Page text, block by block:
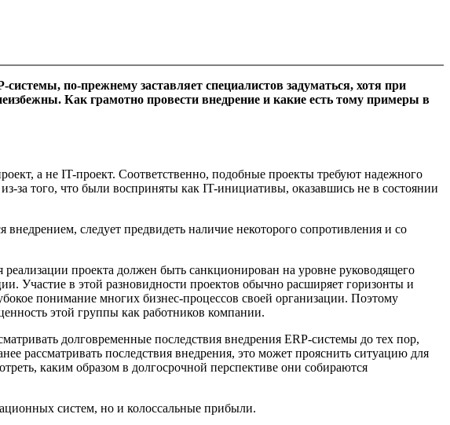
по-прежнему заставляет специалистов задуматься, хотя при
Как грамотно провести внедрение и какие есть тому примеры в
а не IT-проект. Соответственно, подобные проекты требуют надежного
за того, что были восприняты как IT-инициативы, оказавшись не в состоянии
следует предвидеть наличие некоторого сопротивления и со
проекта должен быть санкционирован на уровне руководящего
Участие в этой разновидности проектов обычно расширяет горизонты и
понимание многих бизнес-процессов своей организации. Поэтому
этой группы как работников компании.
долговременные последствия внедрения ERP-системы до тех пор,
рассматривать последствия внедрения, это может прояснить ситуацию для
каким образом в долгосрочной перспективе они собираются
систем, но и колоссальные прибыли.